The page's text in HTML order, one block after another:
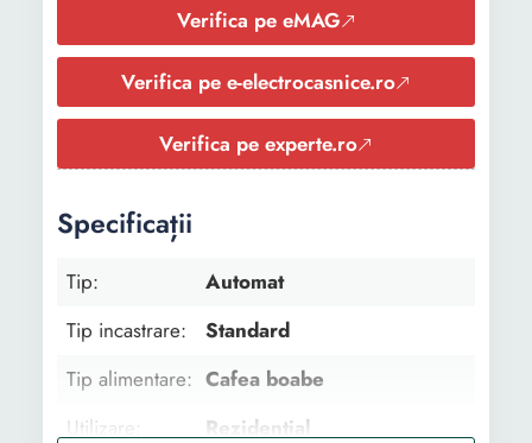
Putere 1450 W
1450 W
Presiune
pompa
15 bar -
Capacitate
1.1 l 1.9 l
Capacitate
compartiment
cafea
recipient
Verifica pe eMAG
Verifica pe e-electrocasnice.ro
Verifica pe experte.ro
Specificații
Tip:
Automat
Tip incastrare:
Standard
Tip alimentare: Cafea boabe
Utilizare:
Rezidential